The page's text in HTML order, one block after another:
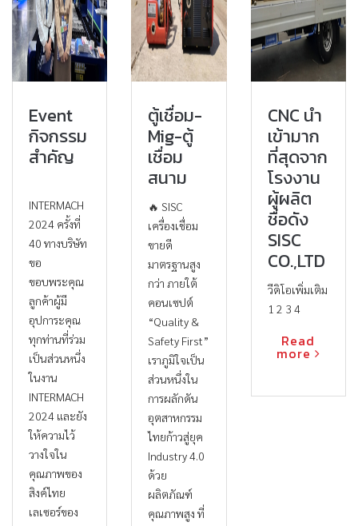
Event
กิจกรรม
สำคัญ
INTERMACH
2024 ครั้งที่
40 ทางบริษัท
ขอ
ขอบพระคุณ
ลูกค้าผู้มี
อุปการะคุณ
ทุกท่านที่ร่วม
เป็นส่วนหนึ่ง
ในงาน
INTERMACH
2024 และยัง
ให้ความไว้
วางใจใน
คุณภาพของ
สิงค์ไทย
เลเซอร์ของ
ตู้เชื่อม-
Mig-ตู้
เชื่อม
สนาม
🔥 SISC
เครื่องเชื่อม
ขายดี
มาตรฐานสูง
กว่า ภายใต้
คอนเซปต์
“Quality &
Safety First”
เราภูมิใจเป็น
ส่วนหนึ่งใน
การผลักดัน
อุตสาหกรรม
ไทยก้าวสู่ยุค
Industry 4.0
ด้วย
ผลิตภัณฑ์
คุณภาพสูง ที่
CNC ​นำ
เข้ามาก
ที่สุด​จาก​
โรงงาน​
ผู้ผลิต​
ชื่อดัง
SISC
CO.,LTD
วีดิโอเพิ่มเติม
1 2 3 4
Read
more